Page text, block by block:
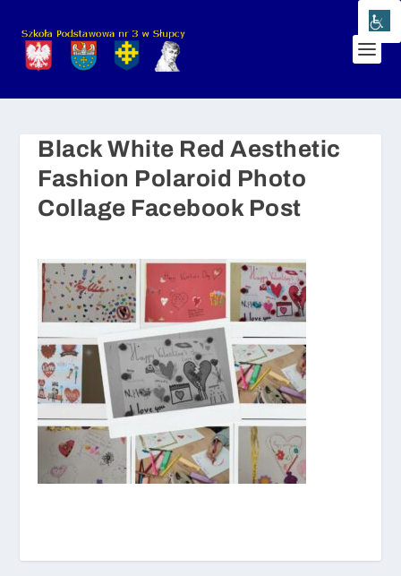
Black White Red Aesthetic
Fashion Polaroid Photo
Collage Facebook Post